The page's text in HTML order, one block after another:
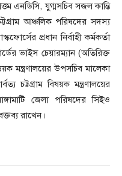
এনডিসি, যুগ্মসচিব সজল কান্তি
আঞ্চলিক পরিষদের সদস্য
প্রধান নির্বাহী কর্মকর্তা
ভাইস চেয়ারম্যান (অতিরিক্ত
মন্ত্রণালয়ের উপসচিব মালেকা
চট্টগ্রাম বিষয়ক মন্ত্রণালয়ের
জেলা পরিষদের সিইও
রাখেন।